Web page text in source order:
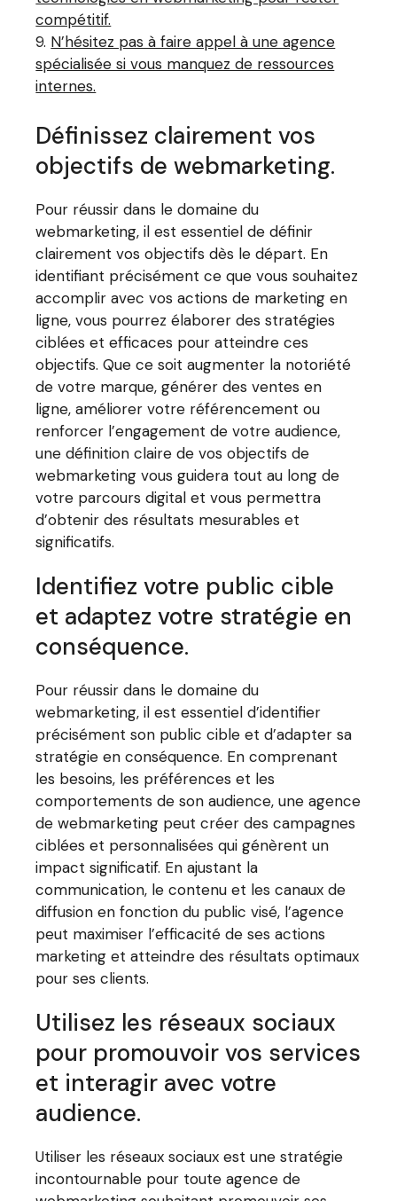
compétitif.
N’hésitez pas à faire appel à une agence
spécialisée si vous manquez de ressources
internes.
Définissez clairement vos
objectifs de webmarketing.
Pour réussir dans le domaine du
webmarketing, il est essentiel de définir
clairement vos objectifs dès le départ. En
identifiant précisément ce que vous souhaitez
accomplir avec vos actions de marketing en
ligne, vous pourrez élaborer des stratégies
ciblées et efficaces pour atteindre ces
objectifs. Que ce soit augmenter la notoriété
de votre marque, générer des ventes en
ligne, améliorer votre référencement ou
renforcer l’engagement de votre audience,
une définition claire de vos objectifs de
webmarketing vous guidera tout au long de
votre parcours digital et vous permettra
d’obtenir des résultats mesurables et
significatifs.
Identifiez votre public cible
et adaptez votre stratégie en
conséquence.
Pour réussir dans le domaine du
webmarketing, il est essentiel d’identifier
précisément son public cible et d’adapter sa
stratégie en conséquence. En comprenant
les besoins, les préférences et les
comportements de son audience, une agence
de webmarketing peut créer des campagnes
ciblées et personnalisées qui génèrent un
impact significatif. En ajustant la
communication, le contenu et les canaux de
diffusion en fonction du public visé, l’agence
peut maximiser l’efficacité de ses actions
marketing et atteindre des résultats optimaux
pour ses clients.
Utilisez les réseaux sociaux
pour promouvoir vos services
et interagir avec votre
audience.
Utiliser les réseaux sociaux est une stratégie
incontournable pour toute agence de